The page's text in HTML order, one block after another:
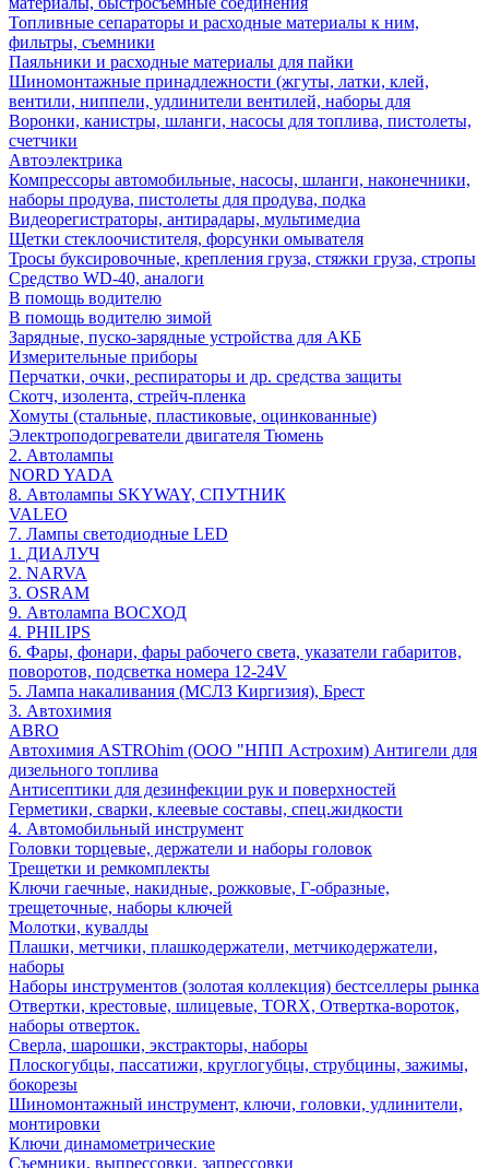
Топливные сепараторы и расходные материалы к ним,
фильтры, съемники
Паяльники и расходные материалы для пайки
Шиномонтажные принадлежности (жгуты, латки, клей,
вентили, ниппели, удлинители вентилей, наборы для
Воронки, канистры, шланги, насосы для топлива, пистолеты,
счетчики
Автоэлектрика
Компрессоры автомобильные, насосы, шланги, наконечники,
наборы продува, пистолеты для продува, подка
Видеорегистраторы, антирадары, мультимедиа
Щетки стеклоочистителя, форсунки омывателя
Тросы буксировочные, крепления груза, стяжки груза, стропы
Средство WD-40, аналоги
В помощь водителю
В помощь водителю зимой
Зарядные, пуско-зарядные устройства для АКБ
Измерительные приборы
Перчатки, очки, респираторы и др. средства защиты
Скотч, изолента, стрейч-пленка
Хомуты (стальные, пластиковые, оцинкованные)
Электроподогреватели двигателя Тюмень
2. Автолампы
NORD YADA
8. Автолампы SKYWAY, СПУТНИК
VALEO
7. Лампы светодиодные LED
1. ДИАЛУЧ
2. NARVA
3. OSRAM
9. Автолампа ВОСХОД
4. PHILIPS
6. Фары, фонари, фары рабочего света, указатели габаритов,
поворотов, подсветка номера 12-24V
5. Лампа накаливания (МСЛЗ Киргизия), Брест
3. Автохимия
ABRO
Автохимия ASTROhim (ООО "НПП Астрохим) Антигели для
дизельного топлива
Антисептики для дезинфекции рук и поверхностей
Герметики, сварки, клеевые составы, спец.жидкости
4. Автомобильный инструмент
Головки торцевые, держатели и наборы головок
Трещетки и ремкомплекты
Ключи гаечные, накидные, рожковые, Г-образные,
трещеточные, наборы ключей
Молотки, кувалды
Плашки, метчики, плашкодержатели, метчикодержатели,
наборы
Наборы инструментов (золотая коллекция) бестселлеры рынка
Отвертки, крестовые, шлицевые, TORX, Отвертка-вороток,
наборы отверток.
Сверла, шарошки, экстракторы, наборы
Плоскогубцы, пассатижи, круглогубцы, струбцины, зажимы,
бокорезы
Шиномонтажный инструмент, ключи, головки, удлинители,
монтировки
Ключи динамометрические
Съемники, выпрессовки, запрессовки